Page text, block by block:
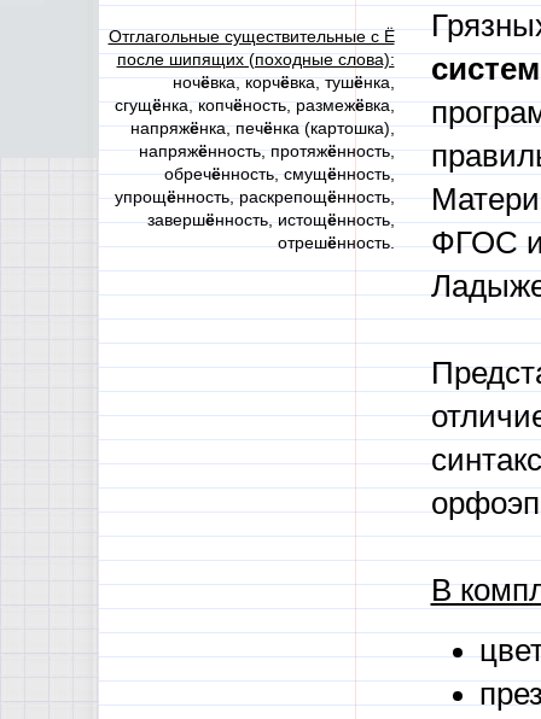
Отглагольные существительные с Ё
после шипящих (походные слова):
ночёвка, корчёвка, тушёнка,
сгущёнка, копчёность, размежёвка,
напряжёнка, печёнка (картошка),
напряжённость, протяжённость,
обречённость, смущённость,
упрощённость, раскрепощённость,
завершённость, истощённость,
отрешённость.
ФГОС и
В